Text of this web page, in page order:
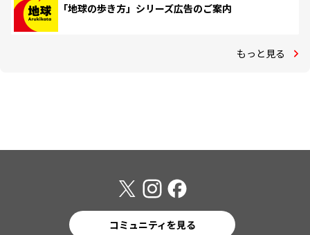
「地球の歩き方」シリーズ広告のご案内
もっと見る
コミュニティを見る